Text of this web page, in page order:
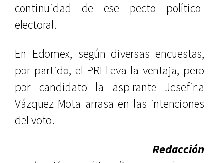
continuidad de ese pecto político-
electoral.
En Edomex, según diversas encuestas,
por partido, el PRI lleva la ventaja, pero
por candidato la aspirante Josefina
Vázquez Mota arrasa en las intenciones
del voto.
Redacción